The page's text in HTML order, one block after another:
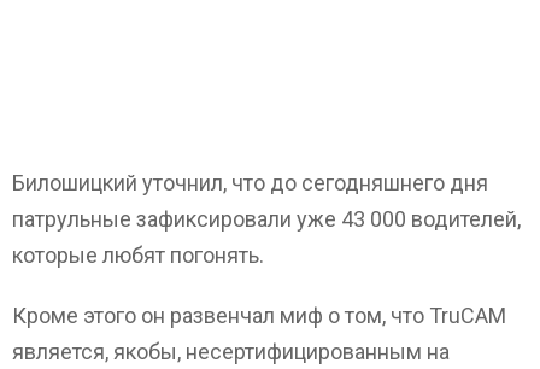
Билошицкий уточнил, что до сегодняшнего дня
патрульные зафиксировали уже 43 000 водителей,
которые любят погонять.
Кроме этого он развенчал миф о том, что TruCAM
является, якобы, несертифицированным на